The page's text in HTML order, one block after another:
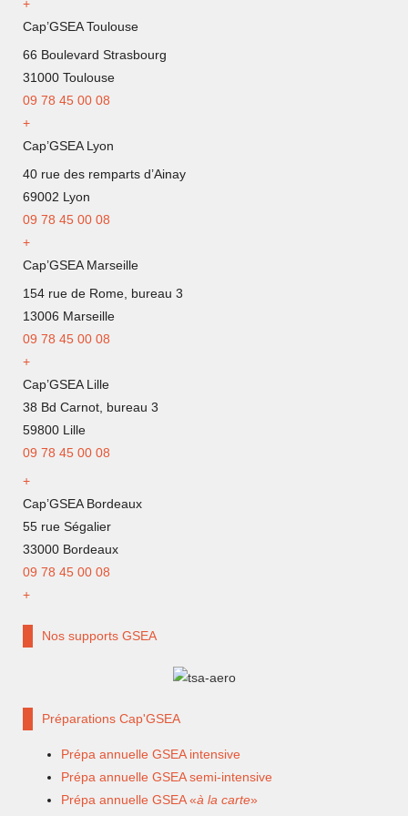
+
Cap’GSEA Toulouse
66 Boulevard Strasbourg
31000 Toulouse
09 78 45 00 08
+
Cap’GSEA Lyon
40 rue des remparts d’Ainay
69002 Lyon
09 78 45 00 08
+
Cap’GSEA Marseille
154 rue de Rome, bureau 3
13006 Marseille
09 78 45 00 08
+
Cap’GSEA Lille
38 Bd Carnot, bureau 3
59800 Lille
09 78 45 00 08
+
Cap’GSEA Bordeaux
55 rue Ségalier
33000 Bordeaux
09 78 45 00 08
+
Nos supports GSEA
Préparations Cap'GSEA
Prépa annuelle GSEA intensive
Prépa annuelle GSEA semi-intensive
Prépa annuelle GSEA «à la carte»